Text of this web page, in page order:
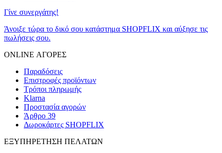
Γίνε συνεργάτης!
Άνοιξε τώρα το δικό σου κατάστημα SHOPFLIX και αύξησε τις
πωλήσεις σου.
ONLINE ΑΓΟΡΕΣ
Παραδόσεις
Επιστροφές προϊόντων
Τρόποι πληρωμής
Klarna
Προστασία αγορών
Άρθρο 39
Δωροκάρτες SHOPFLIX
ΕΞΥΠΗΡΕΤΗΣΗ ΠΕΛΑΤΩΝ